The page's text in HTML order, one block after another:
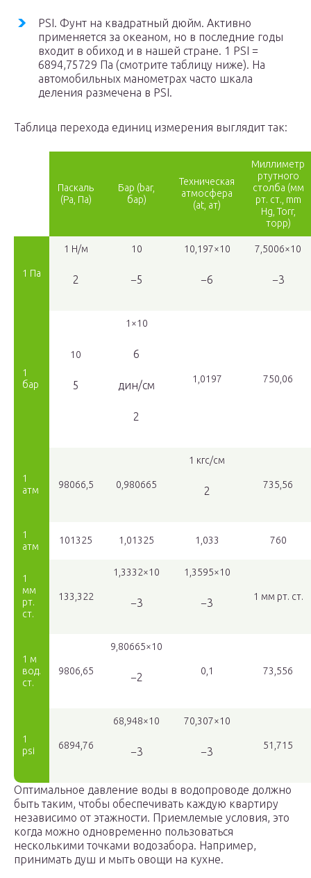
PSI. Фунт на квадратный дюйм. Активно
применяется за океаном, но в последние годы
входит в обиход и в нашей стране. 1 PSI =
6894,75729 Па (смотрите таблицу ниже). На
автомобильных манометрах часто шкала
деления размечена в PSI.
Таблица перехода единиц измерения выглядит так:
Паскаль
(Pa, Па)
Бар (bar,
бар)
Техническая
атмосфера
(at, ат)
Миллиметр
ртутного
столба (мм
рт. ст., mm
Hg, Torr,
торр)
1 Па
1 Н/м
2
10
−5
10,197×10
−6
7,5006×10
−3
1
бар
10
5
1×10
6
дин/см
2
1,0197 750,06
1
атм
98066,5 0,980665
1 кгс/см
2 735,56
1
атм
101325 1,01325 1,033 760
1
мм
рт.
ст.
133,322
1,3332×10
−3
1,3595×10
−3 1 мм рт. ст.
1 м
вод.
ст.
9806,65
9,80665×10
−2 0,1 73,556
1
psi
6894,76
68,948×10
−3
70,307×10
−3 51,715
Оптимальное давление воды в водопроводе должно
быть таким, чтобы обеспечивать каждую квартиру
независимо от этажности. Приемлемые условия, это
когда можно одновременно пользоваться
несколькими точками водозабора. Например,
принимать душ и мыть овощи на кухне.